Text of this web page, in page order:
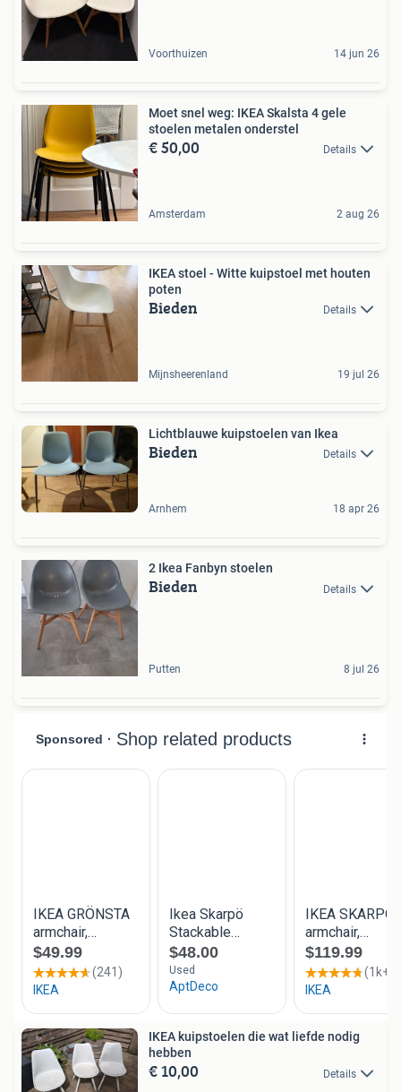
Voorthuizen 14 jun 26
Moet snel weg: IKEA Skalsta 4 gele
stoelen metalen onderstel
€ 50,00 Details
Amsterdam 2 aug 26
IKEA stoel - Witte kuipstoel met houten
poten
Bieden Details
Mijnsheerenland 19 jul 26
Lichtblauwe kuipstoelen van Ikea
Bieden Details
Arnhem 18 apr 26
2 Ikea Fanbyn stoelen
Bieden Details
Putten 8 jul 26
IKEA kuipstoelen die wat liefde nodig
hebben
€ 10,00 Details